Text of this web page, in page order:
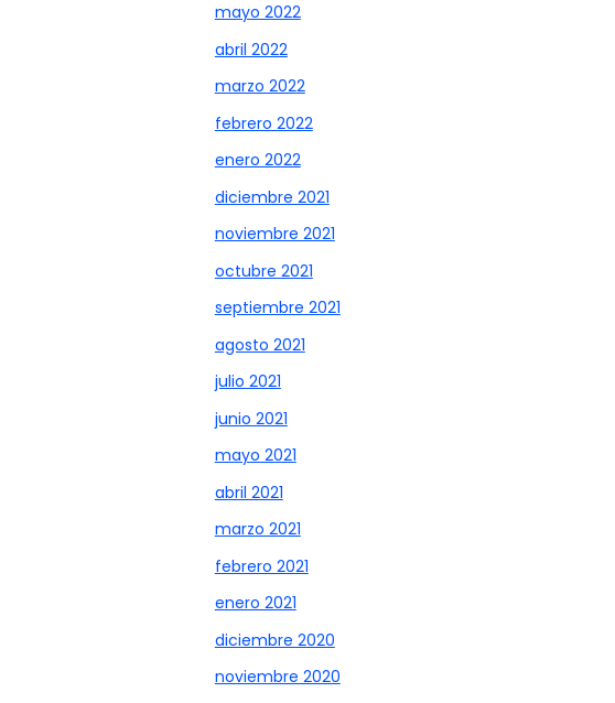
mayo 2022
abril 2022
marzo 2022
febrero 2022
enero 2022
diciembre 2021
noviembre 2021
octubre 2021
septiembre 2021
agosto 2021
julio 2021
junio 2021
mayo 2021
abril 2021
marzo 2021
febrero 2021
enero 2021
diciembre 2020
noviembre 2020